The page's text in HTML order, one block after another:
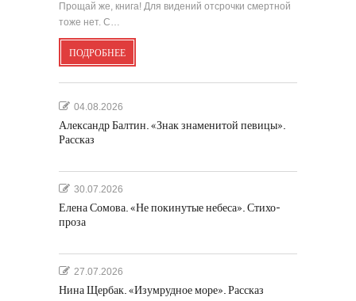
Прощай же, книга! Для видений отсрочки смертной
тоже нет. С…
ПОДРОБНЕЕ
04.08.2026
Александр Балтин. «Знак знаменитой певицы».
Рассказ
30.07.2026
Елена Сомова. «Не покинутые небеса». Стихо-
проза
27.07.2026
Нина Щербак. «Изумрудное море». Рассказ